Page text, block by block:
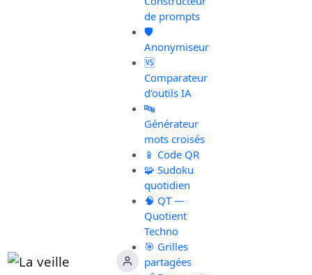
de prompts
🛡️
Anonymiseur
🆚
Comparateur
d'outils IA
🔤
Générateur
mots croisés
📱 Code QR
🧩 Sudoku
quotidien
🧠 QT —
Quotient
Techno
🎯 Grilles
partagées